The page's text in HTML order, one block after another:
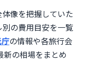
ン）のホテル相場
ル相場
費・その他の費
像を把握していた
の費用目安を一覧
の情報や各旅行会
の相場をまとめ